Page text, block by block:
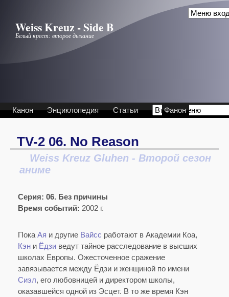
Weiss Kreuz - Side B
Белый крест: второе дыхание
Канон Энциклопедия Статьи Фанон
TV-2 06. No Reason
Weiss Kreuz Gluhen - Второй сезон
аниме
Серия: 06. Без причины
Время событий: 2002 г.
Пока Ая и другие Вайсс работают в Академии Коа,
Кэн и Ёдзи ведут тайное расследование в высших
школах Европы. Ожесточенное сражение
завязывается между Ёдзи и женщиной по имени
Сиэл, его любовницей и директором школы,
оказавшейся одной из Эсцет. В то же время Кэн